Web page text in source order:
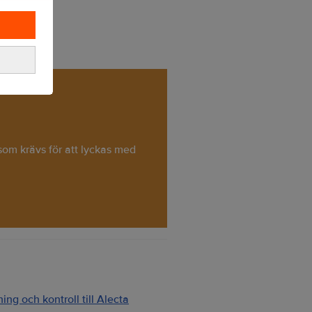
krävs för att lyckas med
och kontroll till Alecta